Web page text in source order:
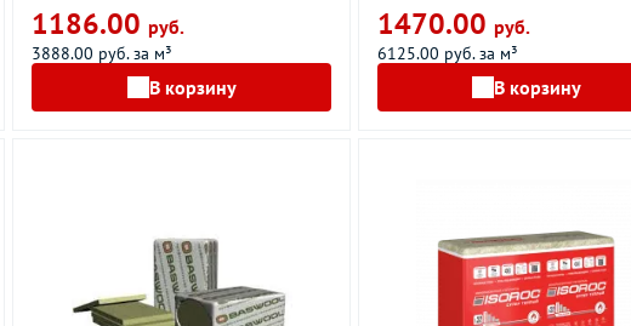
1186.00руб.
3888.00 руб. за м³
В корзину
1470.00 руб.
6125.00 руб. за м³
В корзину